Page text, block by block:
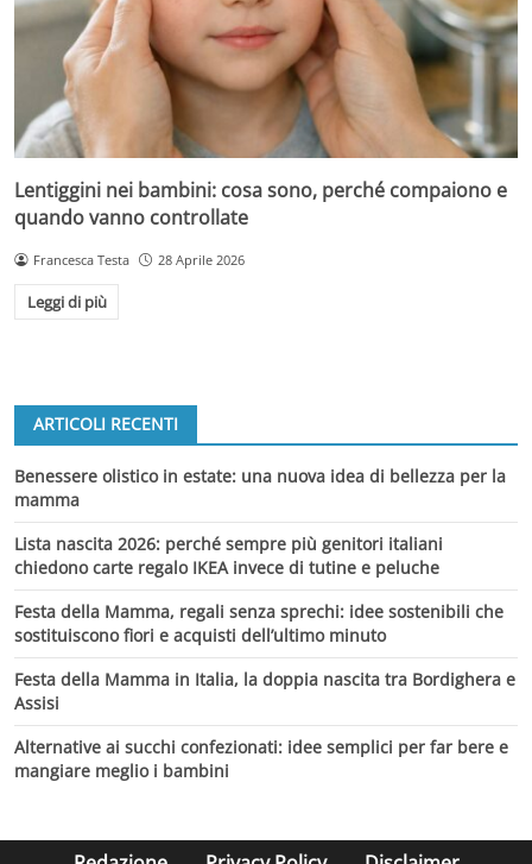
Lentiggini nei bambini: cosa sono, perché compaiono e
quando vanno controllate
Francesca Testa 28 Aprile 2026
Leggi di più
ARTICOLI RECENTI
Benessere olistico in estate: una nuova idea di bellezza per la
mamma
Lista nascita 2026: perché sempre più genitori italiani
chiedono carte regalo IKEA invece di tutine e peluche
Festa della Mamma, regali senza sprechi: idee sostenibili che
sostituiscono fiori e acquisti dell’ultimo minuto
Festa della Mamma in Italia, la doppia nascita tra Bordighera e
Assisi
Alternative ai succhi confezionati: idee semplici per far bere e
mangiare meglio i bambini